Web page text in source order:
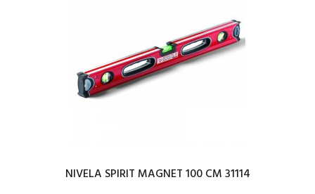
NIVELA SPIRIT MAGNET 100 CM 31114